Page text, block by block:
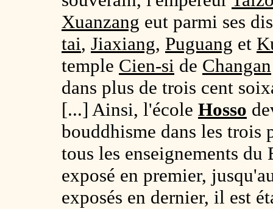
Xuanzang eut parmi ses
tai, Jiaxiang, Puguang et
temple Cien-si de Changan
dans plus de trois cent
[...] Ainsi, l'école Hosso
bouddhisme dans les trois
tous les enseignements
exposé en premier,
exposés en dernier, il est